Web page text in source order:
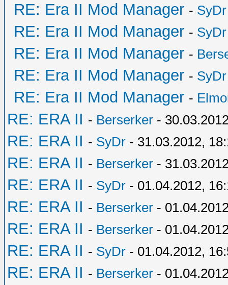
RE: Era II Mod Manager - SyDr
RE: Era II Mod Manager - SyDr
RE: Era II Mod Manager -
RE: Era II Mod Manager - SyDr
RE: Era II Mod Manager -
RE: ERA II - Berserker -
RE: ERA II - SyDr - 31.03.2012,
RE: ERA II - Berserker -
RE: ERA II - SyDr - 01.04.2012,
RE: ERA II - Berserker -
RE: ERA II - Berserker -
RE: ERA II - SyDr - 01.04.2012,
RE: ERA II - Berserker -